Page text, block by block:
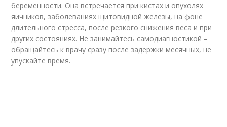
беременности. Она встречается при кистах и опухолях
яичников, заболеваниях щитовидной железы, на фоне
длительного стресса, после резкого снижения веса и при
других состояниях. Не занимайтесь самодиагностикой –
обращайтесь к врачу сразу после задержки месячных, не
упускайте время.